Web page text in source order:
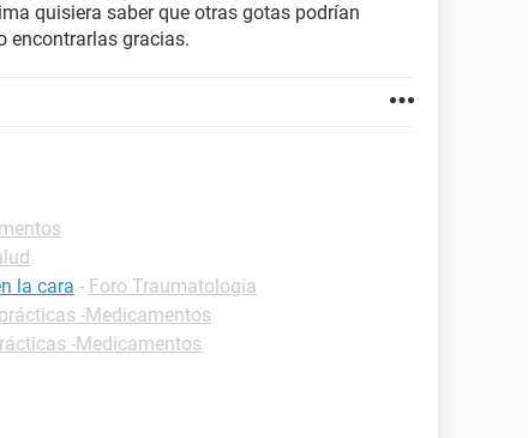
quisiera saber que otras gotas podrían
encontrarlas gracias.
la cara - Foro Traumatologia
-Medicamentos
-Medicamentos